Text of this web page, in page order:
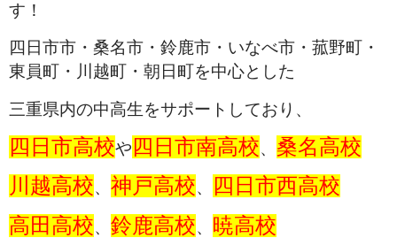
す！
四日市市・桑名市・鈴鹿市・いなべ市・菰野町・
東員町・川越町・朝日町を中心とした
三重県内の中高生をサポートしており、
四日市高校や 四日市南高校、 桑名高校
川越高校、 神戸高校、
四日市西高校
高田高校、 鈴鹿高校、 暁高校